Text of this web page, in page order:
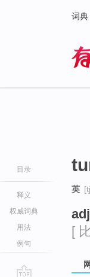
词典
目录
释义
权威词典
用法
例句
英
[